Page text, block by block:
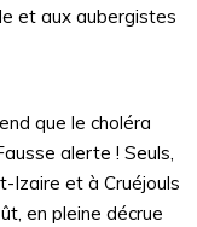
et aux aubergistes
que le choléra
alerte ! Seuls,
Izaire et à Cruéjouls
en pleine décrue